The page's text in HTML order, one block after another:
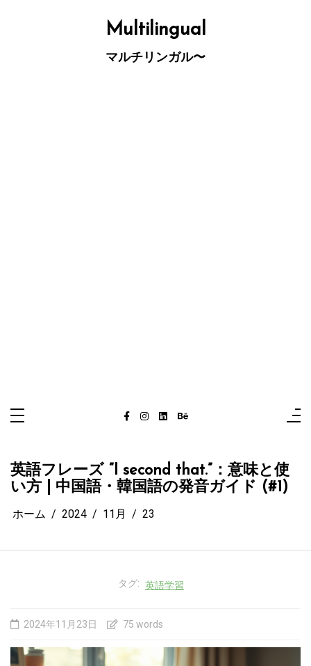
Multilingual
マルチリンガル〜
英語フレーズ “I second that.”：意味と使
い方 | 中国語・韓国語の発音ガイド (#1)
ホーム 2024 11月 23
タグ: 英語学習
2024年11月23日 75 words